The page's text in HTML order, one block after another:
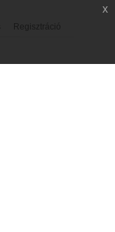
Regisztráció
x